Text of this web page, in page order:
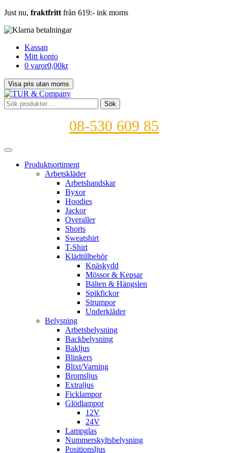
Just nu, fraktfritt från 619:- ink moms
Kassan
Mitt konto
0 varor0,00kr
Sök
efter:
Sök
08-530 609 85
Produktsortiment
Arbetskläder
Arbetshandskar
Byxor
Hoodies
Jackor
Overaller
Shorts
Sweatshirt
T-Shirt
Klädtillbehör
Knäskydd
Mössor & Kepsar
Bälten & Hängslen
Spikfickor
Strumpor
Underkläder
Belysning
Arbetsbelysning
Backbelysning
Bakljus
Blinkers
Blixt/Varning
Bromsljus
Extraljus
Ficklampor
Glödlampor
12V
24V
Lampglas
Nummerskyltsbelysning
Positionsljus